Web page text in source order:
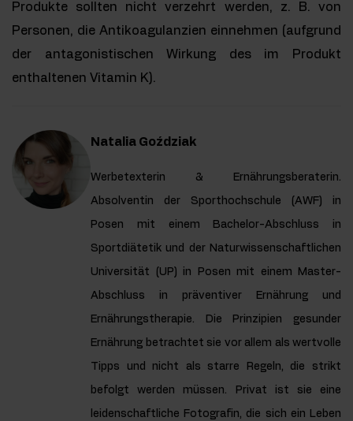
Produkte sollten nicht verzehrt werden, z. B. von
Personen, die Antikoagulanzien einnehmen (aufgrund
der antagonistischen Wirkung des im Produkt
enthaltenen Vitamin K).
Natalia Goździak
Werbetexterin & Ernährungsberaterin.
Absolventin der Sporthochschule (AWF) in
Posen mit einem Bachelor-Abschluss in
Sportdiätetik und der Naturwissenschaftlichen
Universität (UP) in Posen mit einem Master-
Abschluss in präventiver Ernährung und
Ernährungstherapie. Die Prinzipien gesunder
Ernährung betrachtet sie vor allem als wertvolle
Tipps und nicht als starre Regeln, die strikt
befolgt werden müssen. Privat ist sie eine
leidenschaftliche Fotografin, die sich ein Leben